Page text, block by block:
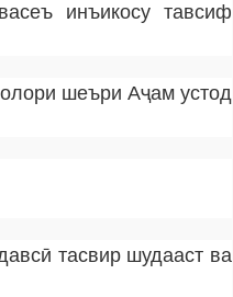
инъикосу тавсиф
шеъри Аҷам устод
тасвир шудааст ва